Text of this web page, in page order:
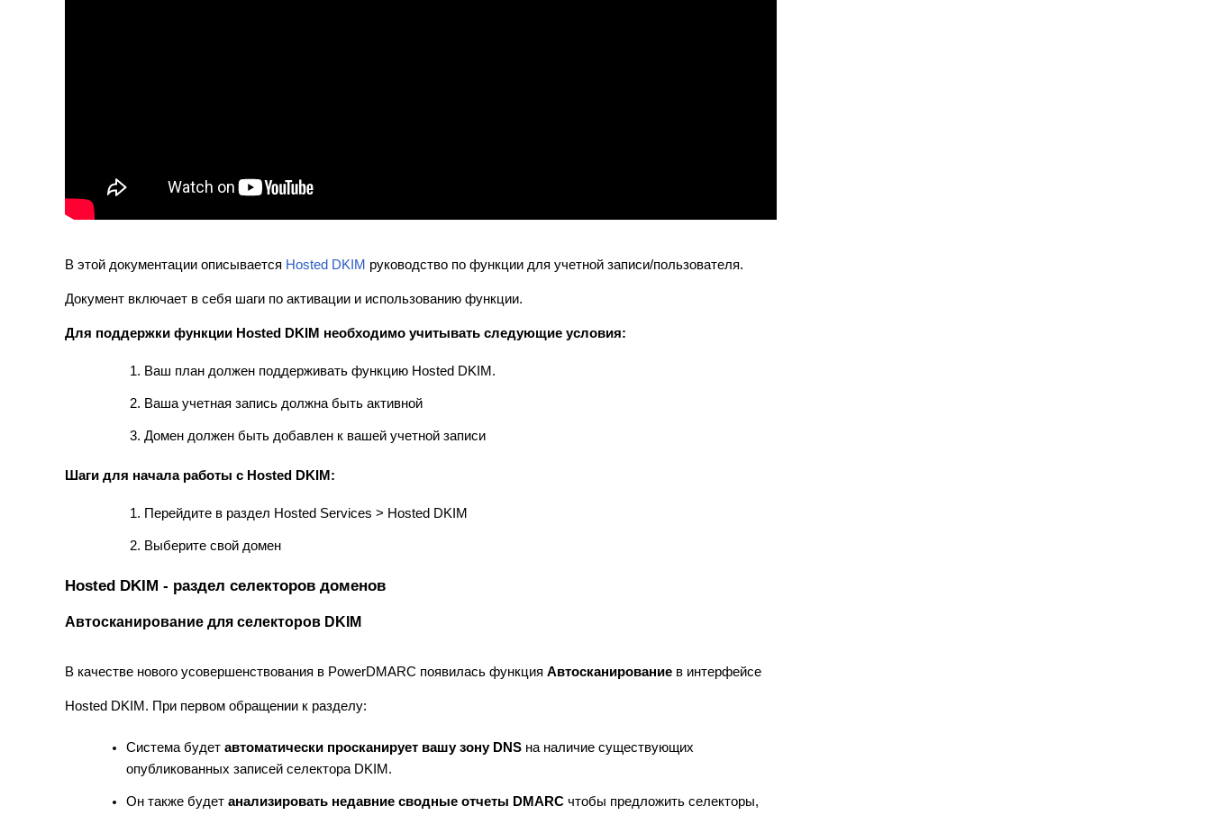
В этой документации описывается Hosted DKIM руководство по функции для учетной записи/пользователя.
Документ включает в себя шаги по активации и использованию функции.
Для поддержки функции Hosted DKIM необходимо учитывать следующие условия:
Ваш план должен поддерживать функцию Hosted DKIM.
Ваша учетная запись должна быть активной
Домен должен быть добавлен к вашей учетной записи
Шаги для начала работы с Hosted DKIM:
Перейдите в раздел Hosted Services > Hosted DKIM
Выберите свой домен
Hosted DKIM - раздел селекторов доменов
Автосканирование для селекторов DKIM
В качестве нового усовершенствования в PowerDMARC появилась функция Автосканирование в интерфейсе
Hosted DKIM. При первом обращении к разделу:
Система будет автоматически просканирует вашу зону DNS на наличие существующих
опубликованных записей селектора DKIM.
Он также будет анализировать недавние сводные отчеты DMARC чтобы предложить селекторы,